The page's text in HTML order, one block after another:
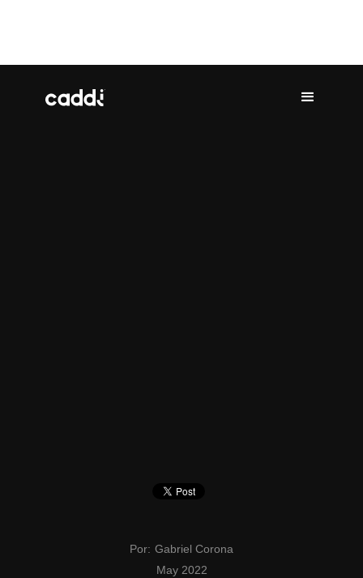
Por: Gabriel Corona
May 2022